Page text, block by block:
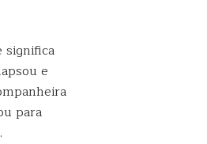
significa
e
para